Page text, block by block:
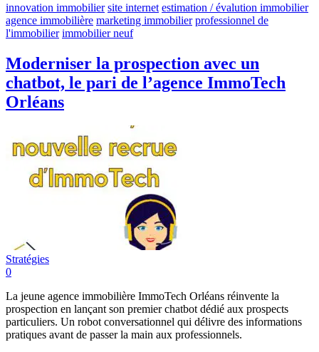
innovation immobilier site internet estimation / évalution immobilier
agence immobilière marketing immobilier professionnel de
l'immobilier immobilier neuf
Moderniser la prospection avec un
chatbot, le pari de l’agence ImmoTech
Orléans
Stratégies
0
La jeune agence immobilière ImmoTech Orléans réinvente la
prospection en lançant son premier chatbot dédié aux prospects
particuliers. Un robot conversationnel qui délivre des informations
pratiques avant de passer la main aux professionnels.